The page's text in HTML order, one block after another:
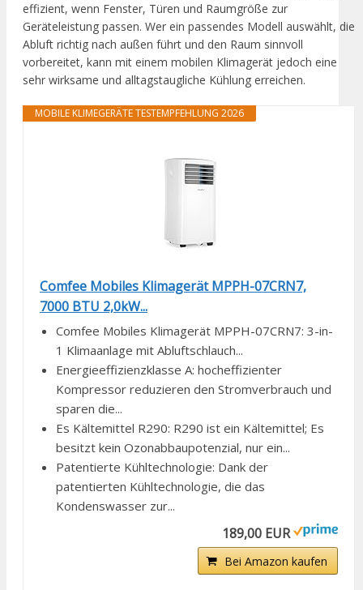
effizient, wenn Fenster, Türen und Raumgröße zur
Geräteleistung passen. Wer ein passendes Modell auswählt, die
Abluft richtig nach außen führt und den Raum sinnvoll
vorbereitet, kann mit einem mobilen Klimagerät jedoch eine
sehr wirksame und alltagstaugliche Kühlung erreichen.
MOBILE KLIMEGERÄTE TESTEMPFEHLUNG 2026
Comfee Mobiles Klimagerät MPPH-07CRN7,
7000 BTU 2,0kW...
Comfee Mobiles Klimagerät MPPH-07CRN7: 3-in-
1 Klimaanlage mit Abluftschlauch...
Energieeffizienzklasse A: hocheffizienter
Kompressor reduzieren den Stromverbrauch und
sparen die...
Es Kältemittel R290: R290 ist ein Kältemittel; Es
besitzt kein Ozonabbaupotenzial, nur ein...
Patentierte Kühltechnologie: Dank der
patentierten Kühltechnologie, die das
Kondenswasser zur...
189,00 EUR
Bei Amazon kaufen